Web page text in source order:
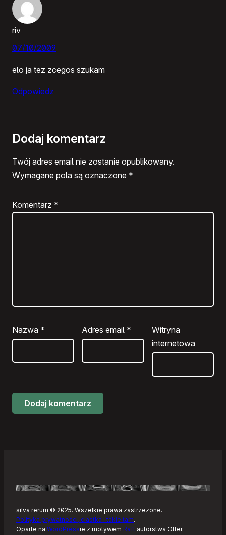
riv
07/10/2009
elo ja tez zcegos szukam
Odpowiedz
Dodaj komentarz
Twój adres email nie zostanie opublikowany.
Wymagane pola są oznaczone *
Komentarz *
Nazwa * Adres email *
Witryna
internetowa
silva rerum © 2025. Wszelkie prawa zastrzeżone.
Polityka prywatności, ciastka i takie tam.
Oparte na WordPressie z motywem Raft autorstwa Otter.